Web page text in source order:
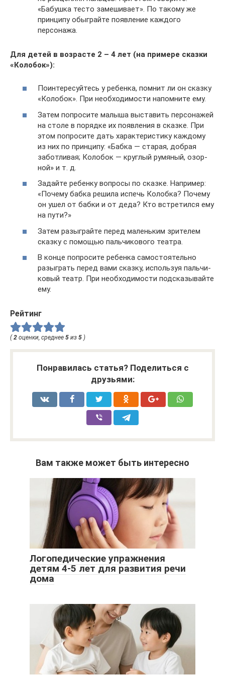
«Бабушка тесто заме­ши­вает». По такому же
прин­ципу обыг­райте появ­ле­ние каж­дого
персонажа.
Для детей в воз­расте 2 – 4 лет (на при­мере сказки
«Коло­бок»):
Поин­те­ре­суй­тесь у ребенка, пом­нит ли он сказку
«Коло­бок». При необ­хо­ди­мо­сти напом­ните ему.
Затем попро­сите малыша выста­вить пер­со­на­жей
на столе в порядке их появ­ле­ния в сказке. При
этом попро­сите дать харак­те­ри­стику каж­дому
из них по прин­ципу: «Бабка — ста­рая, доб­рая
забот­ли­вая; Коло­бок — круг­лый румя­ный, озор­
ной» и т. д.
Задайте ребенку вопросы по сказке. Напри­мер:
«Почему бабка решила испечь Колобка? Почему
он ушел от бабки и от деда? Кто встре­тился ему
на пути?»
Затем разыг­райте перед малень­ким зри­те­лем
сказку с помо­щью паль­чи­ко­вого театра.
В конце попро­сите ребенка само­сто­я­тельно
разыг­рать перед вами сказку, исполь­зуя паль­чи­
ко­вый театр. При необ­хо­ди­мо­сти под­ска­зы­вайте
ему.
Рейтинг
( 2 оценки, среднее 5 из 5 )
Понравилась статья? Поделиться с
друзьями:
Вам также может быть интересно
Логопедические упражнения
детям 4-5 лет для развития речи
дома